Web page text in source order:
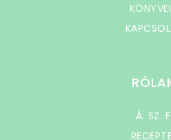
Á. SZ. F.